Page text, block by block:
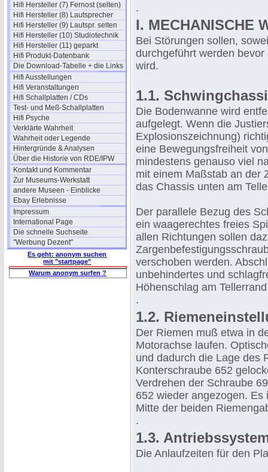
Hifi Hersteller (7) Fernost (selten)
Hifi Hersteller (8) Lautsprecher
Hifi Hersteller (9) Lautspr. selten
Hifi Hersteller (10) Studiotechnik
Hifi Hersteller (11) geparkt
Hifi Produkt-Datenbank
Die Download-Tabelle + die Links
Hifi Ausstellungen
Hifi Veranstaltungen
Hifi Schallplatten / CDs
Test- und Meß-Schallplatten
Hifi Psyche
Verklärte Wahrheit
Wahrheit oder Legende
Hintergründe & Analysen
Über die Historie von RDE/IPW
Kontakt und Kommentar
Zur Museums-Werkstatt
andere Museen - Einblicke
Ebay Erlebnisse
Impressum
International Page
Die schnelle Suchseite
"Werbung Dezent"
Es geht: anonym suchen
mit "startpage"
Warum anonym surfen ?
.
I. MECHANISCHE
Bei Störungen sollen,
durchgeführt werden
wird.
1.1.
Die Bodenwanne wird
aufgelegt. Wenn die
Explosionszeichnung)
eine Bewegungsfreiheit
mindestens genauso viel
mit einem Maßstab an der
das Chassis unten am
Der parallele Bezug des
ein waagerechtes freies
allen Richtungen sollen
verschoben werden.
unbehindertes und
Höhenschlag am
.
1.2.
Der Riemen muß etwa in
Motorachse laufen.
und dadurch die Lage des
Konterschraube 652
Verdrehen der Schraube
652 wieder angezogen.
Mitte der beiden
.
1.3.
Die Anlaufzeiten für den